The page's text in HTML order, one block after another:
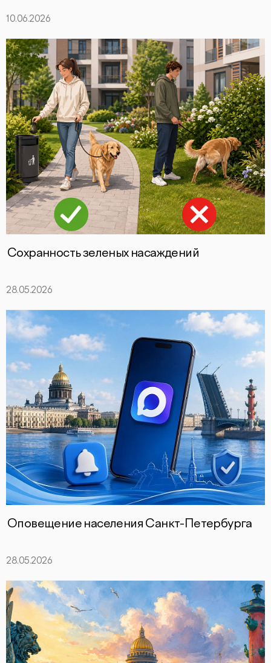
10.06.2026
Сохранность зеленых насаждений
28.05.2026
Оповещение населения Санкт-Петербурга
28.05.2026